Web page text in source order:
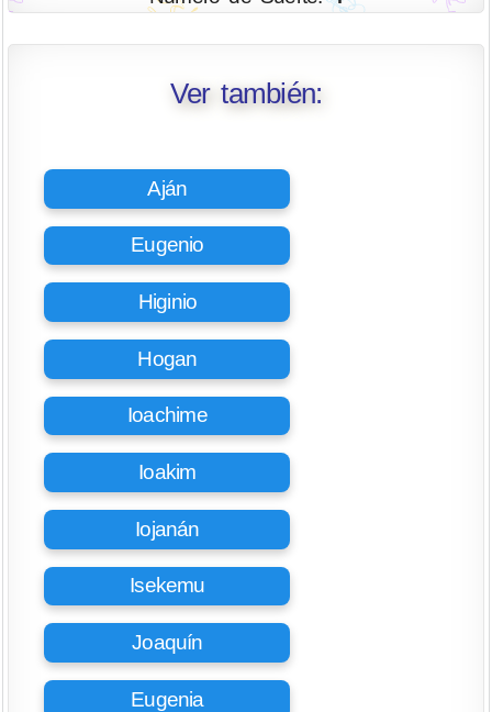
Ver también:
Aján
Eugenio
Higinio
Hogan
Ioachime
Ioakim
Iojanán
Isekemu
Joaquín
Eugenia